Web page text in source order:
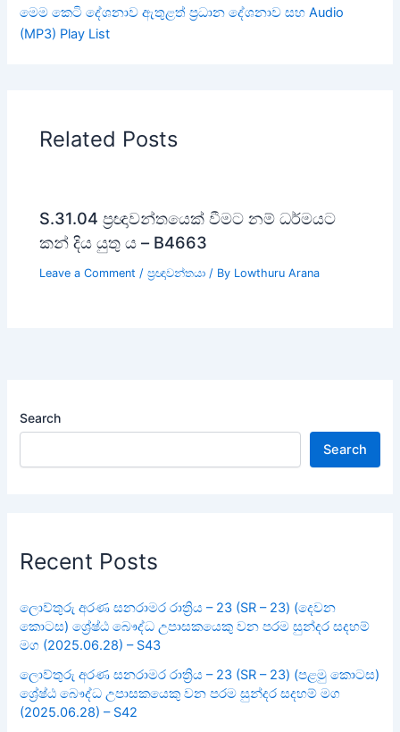
මෙම කෙටි දේශනාව ඇතුළත් ප්‍රධාන දේශනාව සහ Audio
(MP3) Play List
Related Posts
S.31.04 ප්‍රඥාවන්තයෙක් වීමට නම් ධර්මයට
කන් දිය යුතු ය – B4663
Leave a Comment /ප්‍රඥාවන්තයා / By Lowthuru Arana
Search
Search
Recent Posts
ලොව්තුරු අරණ සනරාමර රාත්‍රිය – 23 (SR – 23) (දෙවන
කොටස) ශ්‍රේෂ්ඨ බෞද්ධ උපාසකයෙකු වන පරම සුන්දර සදහම්
මග (2025.06.28) – S43
ලොව්තුරු අරණ සනරාමර රාත්‍රිය – 23 (SR – 23) (පළමු කොටස)
ශ්‍රේෂ්ඨ බෞද්ධ උපාසකයෙකු වන පරම සුන්දර සදහම් මග
(2025.06.28) – S42